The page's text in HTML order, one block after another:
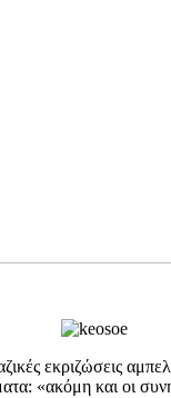
εκριζώσεις
«ακόμη και οι